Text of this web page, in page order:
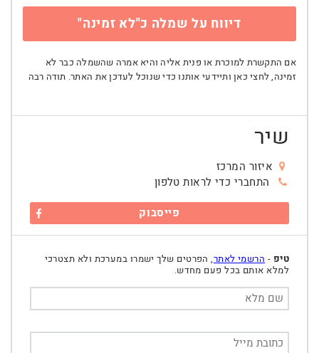
דיווח על שמלה כ"לא זמינה"
אם התקשרת למוכרת או פנית אליה והיא אמרה שהשמלה כבר לא
זמינה, לחצי כאן ותיידעי אותנו כדי שנוכל לעדכן את האתר. תודה רבה
שיר
איזור המרכז
התחברי כדי לראות טלפון
פייסבוק
טיפ - הרשמי לאתר, הפרטים שלך ישמרו במערכת ולא תצטרכי
למלא אותם בכל פעם מחדש.